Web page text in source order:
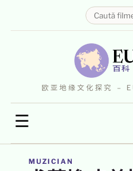
欧亚地缘文化探究 –
☰
MUZICIAN